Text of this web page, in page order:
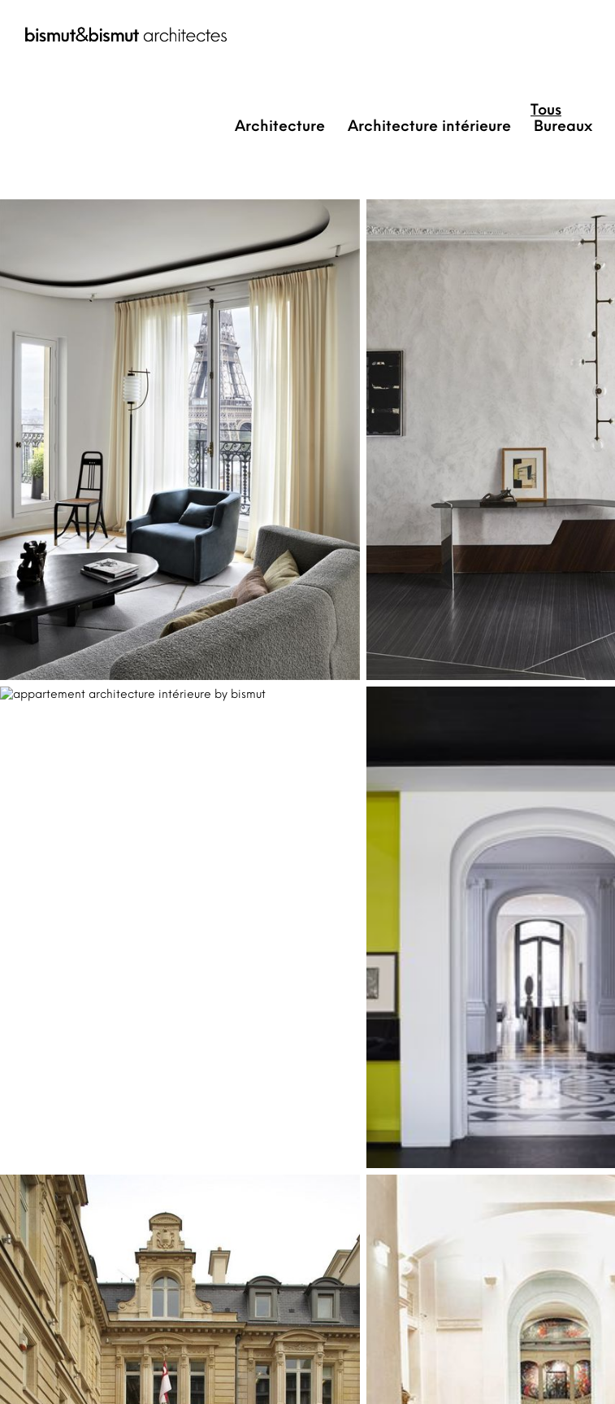
Tous
Architecture
Architecture intérieure Bureaux
Architecture intérieure